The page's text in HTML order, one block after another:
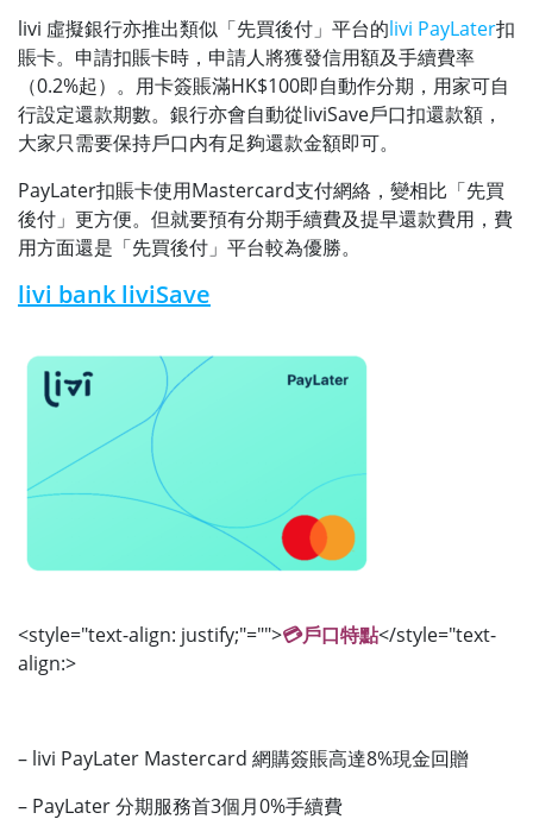
livi 虛擬銀行亦推出類似「先買後付」平台的livi PayLater扣
賬卡。申請扣賬卡時，申請人將獲發信用額及手續費率
（0.2%起）。用卡簽賬滿HK$100即自動作分期，用家可自
行設定還款期數。銀行亦會自動從liviSave戶口扣還款額，
大家只需要保持戶口内有足夠還款金額即可。
PayLater扣賬卡使用Mastercard支付網絡，變相比「先買
後付」更方便。但就要預有分期手續費及提早還款費用，費
用方面還是「先買後付」平台較為優勝。
livi bank liviSave
<style="text-align: justify;"="">💳戶口特點</style="text-
align:>
– livi PayLater Mastercard 網購簽賬高達8%現金回贈
– PayLater 分期服務首3個月0%手續費